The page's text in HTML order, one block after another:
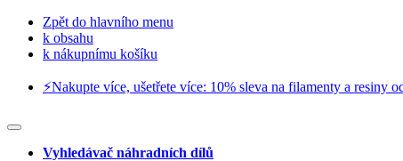
Zpět do hlavního menu
k obsahu
k nákupnímu košíku
⚡️Nakupte více, ušetřete více: 10% sleva na filamenty a resiny
Vyhledávač náhradních dílů